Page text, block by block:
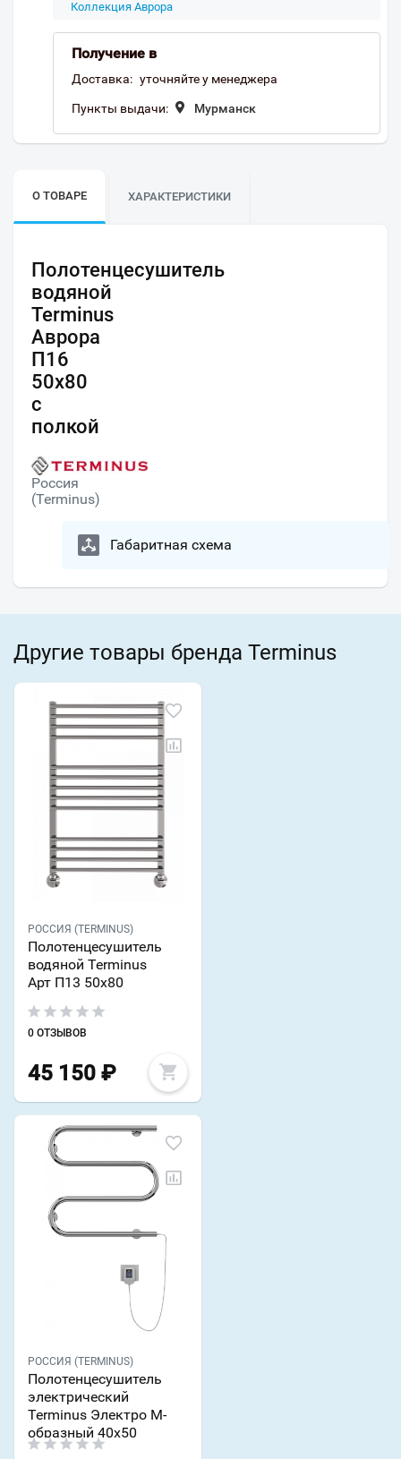
Коллекция Аврора
Получение в
Доставка: уточняйте у менеджера
Пункты выдачи: Мурманск
О ТОВАРЕ ХАРАКТЕРИСТИКИ
Полотенцесушитель
водяной
Terminus
Аврора
П16
50х80
с
полкой
Россия
(Terminus)
Габаритная схема
Другие товары бренда Terminus
РОССИЯ (TERMINUS)
Полотенцесушитель
водяной Terminus
Арт П13 50х80
0 ОТЗЫВОВ
45 150 ₽
РОССИЯ (TERMINUS)
Полотенцесушитель
электрический
Terminus Электро М-
образный 40x50